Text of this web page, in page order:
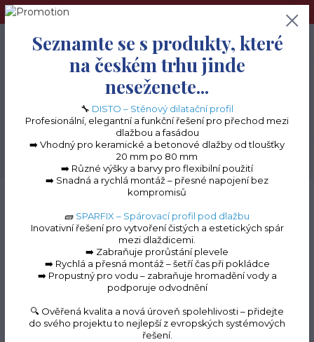
➢Terče pod dlažbu naleznete na e-shopu www.terceshop.cz!➢
+420 605 740 744
0
0 Kč
Terasové profily na terče Terasový profil PROFI "NT60"
Terasový profil "NT60" -
vnitřní roh
Novinka
Seznamte se s produkty, které
na českém trhu jinde
neseženete...
🔧 DISTO – Stěnový dilatační profil
Profesionální, elegantní a funkční řešení pro přechod mezi
dlažbou a fasádou
➡️ Vhodný pro keramické a betonové dlažby od tloušťky
20 mm po 80 mm
➡️ Různé výšky a barvy pro flexibilní použití
➡️ Snadná a rychlá montáž – přesné napojení bez
kompromisů
🧱 SPARFIX – Spárovací profil pod dlažbu
Inovativní řešení pro vytvoření čistých a estetických spár
mezi dlaždicemi.
➡️ Zabraňuje prorůstání plevele
➡️ Rychlá a přesná montáž – šetří čas při pokládce
➡️ Propustný pro vodu – zabraňuje hromadění vody a
podporuje odvodnění
🔍 Ověřená kvalita a nová úroveň spolehlivosti – přidejte
do svého projektu to nejlepší z evropských systémových
řešení.